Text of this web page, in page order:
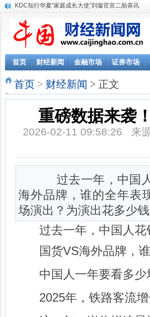
KDC知行华夏“家庭成长大使”刘璇官宣二胎喜讯
首页 财经新闻 金融市场 证券市场
首页 > 财经新闻 > 正文
重磅数据来袭
2026-02-11 09:58:26 来源
过去一年，中国
海外品牌，谁的全年
场演出？为演出花多
过去一年，中国人花
国货VS海外品牌，谁
中国人一年要看多少
2025年，铁路客流增